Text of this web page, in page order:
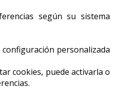
según su sistema
personalizada
cookies, puede activarla o